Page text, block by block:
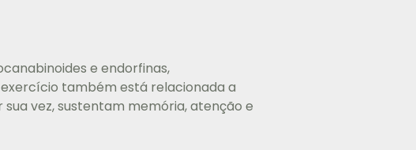
e endorfinas,
também está relacionada a
sua vez, sustentam memória, atenção e